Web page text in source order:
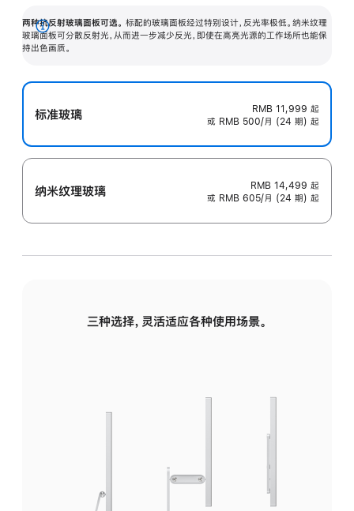
两种抗反射玻璃面板可选。 标配的玻璃面板经过特别设计，反光率极低。纳米纹理
玻璃面板可分散反射光，从而进一步减少反光，即使在高亮光源的工作场所也能保
持出色画质。
展
开
标准玻璃 RMB 11,999 起
或 RMB 500/月 (24 期) 起
纳米纹理玻璃 RMB 14,499 起
或 RMB 605/月 (24 期) 起
三种选择，灵活适应各种使用场景。